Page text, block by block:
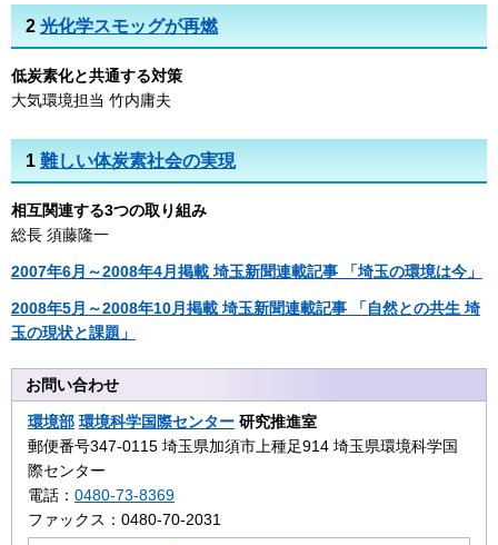
2 光化学スモッグが再燃
低炭素化と共通する対策
大気環境担当 竹内庸夫
1 難しい体炭素社会の実現
相互関連する3つの取り組み
総長 須藤隆一
2007年6月～2008年4月掲載 埼玉新聞連載記事 「埼玉の環境は今」
2008年5月～2008年10月掲載 埼玉新聞連載記事 「自然との共生 埼
玉の現状と課題」
お問い合わせ
環境部 環境科学国際センター 研究推進室
郵便番号347-0115 埼玉県加須市上種足914 埼玉県環境科学国
際センター
電話： 0480-73-8369
ファックス：0480-70-2031